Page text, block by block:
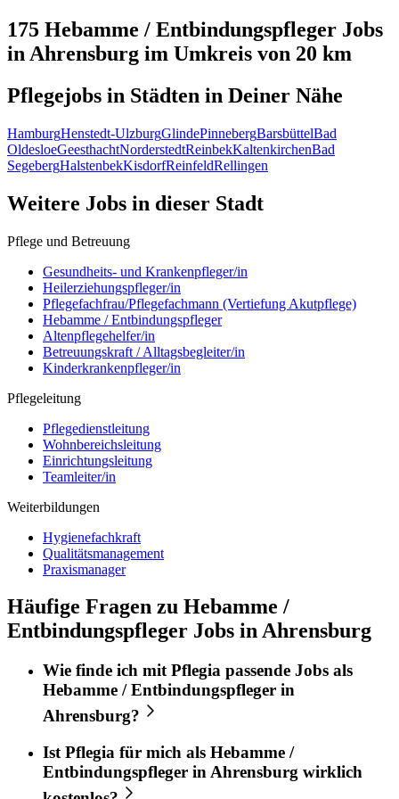
175 Hebamme / Entbindungspfleger Jobs
in Ahrensburg im Umkreis von 20 km
Pflegejobs in Städten in Deiner Nähe
HamburgHenstedt-UlzburgGlindePinnebergBarsbüttelBad
OldesloeGeesthachtNorderstedtReinbekKaltenkirchenBad
SegebergHalstenbekKisdorfReinfeldRellingen
Weitere Jobs in dieser Stadt
Pflege und Betreuung
Gesundheits- und Krankenpfleger/in
Heilerziehungspfleger/in
Pflegefachfrau/Pflegefachmann (Vertiefung Akutpflege)
Hebamme / Entbindungspfleger
Altenpflegehelfer/in
Betreuungskraft / Alltagsbegleiter/in
Kinderkrankenpfleger/in
Pflegeleitung
Pflegedienstleitung
Wohnbereichsleitung
Einrichtungsleitung
Teamleiter/in
Weiterbildungen
Hygienefachkraft
Qualitätsmanagement
Praxismanager
Häufige Fragen zu Hebamme /
Entbindungspfleger Jobs in Ahrensburg
Wie finde ich mitPflegia passende Jobs als
Hebamme / Entbindungspfleger in
Ahrensburg?
Ist Pflegia für mich als Hebamme /
Entbindungspfleger in Ahrensburg wirklich